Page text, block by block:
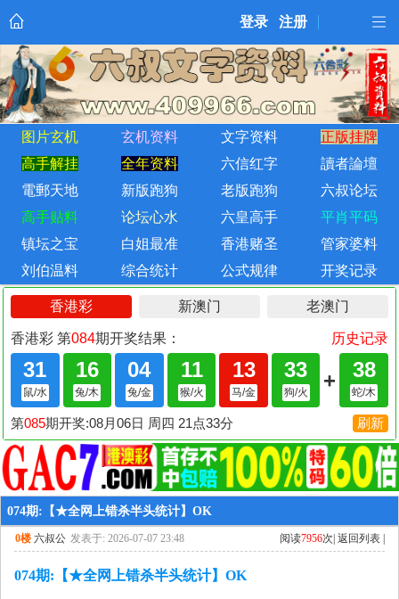
登录 注册
图片玄机 玄机资料 文字资料
正版挂牌
高手解挂
全年资料 六信红字
讀者論壇
電郵天地
新版跑狗 老版跑狗
六叔论坛
高手贴料
论坛心水 六皇高手
平肖平码
镇坛之宝
白姐最准 香港赌圣
管家婆料
刘伯温料
综合统计 公式规律 开奖记录
074期:【★全网上错杀半头统计】OK
0楼 六叔公 发表于: 2026-07-07 23:48 阅读7956次| 返回列表 |
074期:【★全网上错杀半头统计】OK